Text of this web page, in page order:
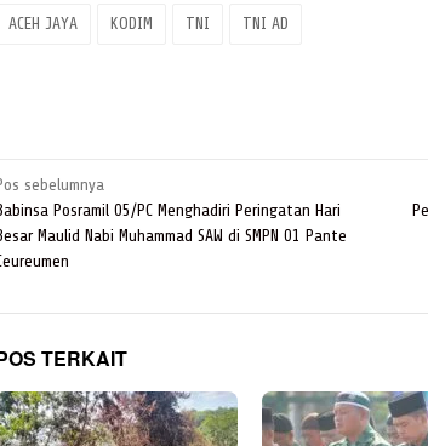
ACEH JAYA KODIM TNI TNI AD
sebelumnya
Posramil 05/PC Menghadiri Peringatan Hari
Maulid Nabi Muhammad SAW di SMPN 01 Pante
TERKAIT